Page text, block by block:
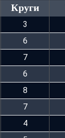
Круги
3
6
7
6
8
7
4